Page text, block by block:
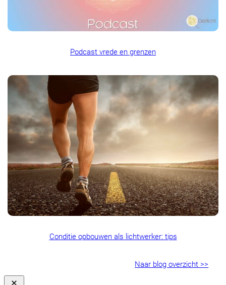
Podcast vrede en grenzen
Conditie opbouwen als lichtwerker: tips
Naar blog overzicht >>
Close